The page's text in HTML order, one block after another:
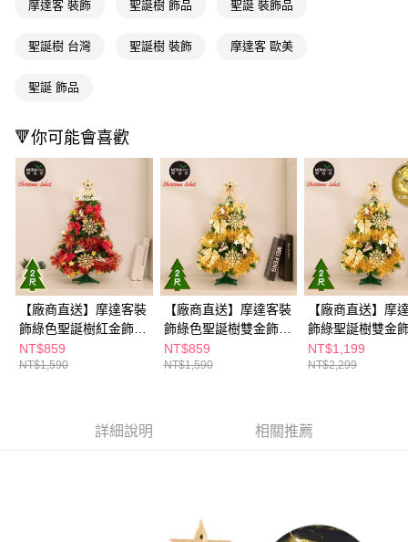
１．於結帳方式選擇「AFTEE先享後付」後，將跳轉至「AFTEE先享後付」
２．訂單成立數日內，您將收到繳費通知簡訊。
※ 請注意：結帳手續完成當下不需立刻繳費，但若您需要取消訂單，請聯絡
後付繳納相關費用。
※ 交易是否成功請以「AFTEE先享後付 」之結帳頁面顯示為準，若有關於
是否繳費成功／繳費後需取消欲退款等相關疑問，請聯繫「AFTEE先享後付
客戶支援中心」
https://netprotections.freshdesk.com/support/home
【注意事項】
１．透過由恩沛科技股份有限公司提供之「AFTEE先享後付」服務完成之交
易，需依本服務之必要範圍內提供個人資料，並將交易相關給付款項請求債
權轉讓予恩沛科技股份有限公司。
２．關於個人資料處理事宜，請瀏覽以下網址：
https://aftee.tw/terms/#terms3
３．未成年的使用者請事先徵得法定代理人或監護人之同意方可使用
「AFTEE先享後付」，若未經同意申辦者引起之損失，本公司不負相關責
４．使用「AFTEE先享後付」時，將依據個別帳號之用戶狀況，依本公司即
時審查核予不同之上限額度；若仍有額度不足之情形，本公司將視審查結果
恩沛科技股份有限公司將有權停止該用戶之使用額度並採取法律行動。
摩達客 裝飾 聖誕樹 飾品 聖誕 裝飾品
聖誕樹 台灣 聖誕樹 裝飾 摩達客 歐美
聖誕 飾品
🔻你可能會喜歡
【廠商直送】摩達客裝
飾綠色聖誕樹紅金飾
品-60cm
NT$859
NT$1,590
【廠商直送】摩達客裝
飾綠色聖誕樹雙金飾品
組-60cm
NT$859
NT$1,590
【廠商直送】摩
飾綠聖誕樹雙金
品-50燈-60cm
NT$1,199
NT$2,299
詳細說明 相關推薦